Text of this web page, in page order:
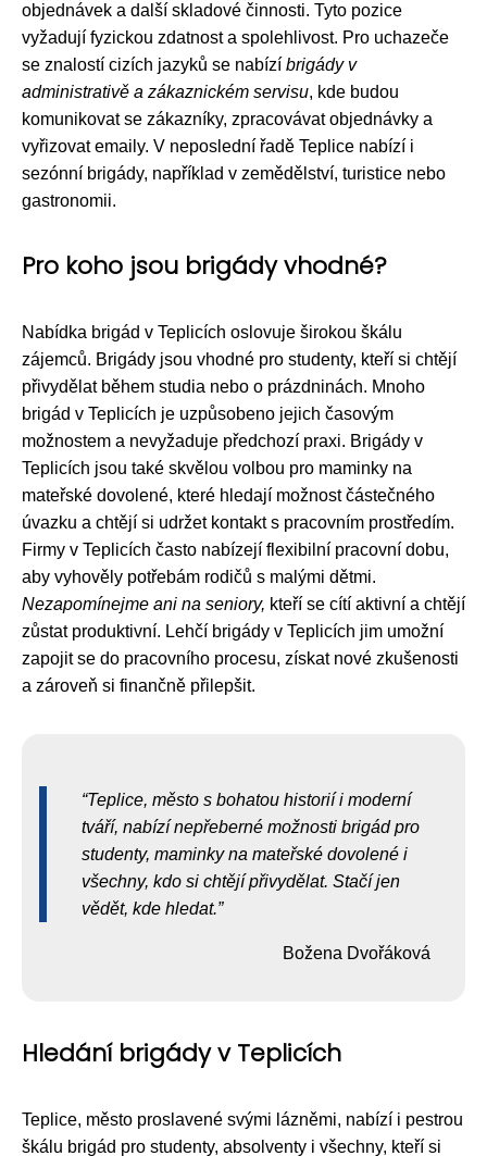
objednávek a další skladové činnosti. Tyto pozice
vyžadují fyzickou zdatnost a spolehlivost. Pro uchazeče
se znalostí cizích jazyků se nabízí brigády v
administrativě a zákaznickém servisu, kde budou
komunikovat se zákazníky, zpracovávat objednávky a
vyřizovat emaily. V neposlední řadě Teplice nabízí i
sezónní brigády, například v zemědělství, turistice nebo
gastronomii.
Pro koho jsou brigády vhodné?
Nabídka brigád v Teplicích oslovuje širokou škálu
zájemců. Brigády jsou vhodné pro studenty, kteří si chtějí
přivydělat během studia nebo o prázdninách. Mnoho
brigád v Teplicích je uzpůsobeno jejich časovým
možnostem a nevyžaduje předchozí praxi. Brigády v
Teplicích jsou také skvělou volbou pro maminky na
mateřské dovolené, které hledají možnost částečného
úvazku a chtějí si udržet kontakt s pracovním prostředím.
Firmy v Teplicích často nabízejí flexibilní pracovní dobu,
aby vyhověly potřebám rodičů s malými dětmi.
Nezapomínejme ani na seniory, kteří se cítí aktivní a chtějí
zůstat produktivní. Lehčí brigády v Teplicích jim umožní
zapojit se do pracovního procesu, získat nové zkušenosti
a zároveň si finančně přilepšit.
Teplice, město s bohatou historií i moderní
tváří, nabízí nepřeberné možnosti brigád pro
studenty, maminky na mateřské dovolené i
všechny, kdo si chtějí přivydělat. Stačí jen
vědět, kde hledat.
Božena Dvořáková
Hledání brigády v Teplicích
Teplice, město proslavené svými lázněmi, nabízí i pestrou
škálu brigád pro studenty, absolventy i všechny, kteří si